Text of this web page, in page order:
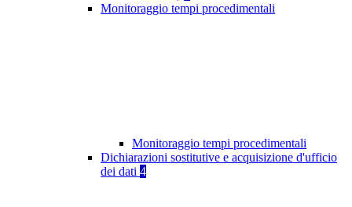
Monitoraggio tempi procedimentali
Monitoraggio tempi procedimentali
Dichiarazioni sostitutive e acquisizione d'ufficio
dei dati 4